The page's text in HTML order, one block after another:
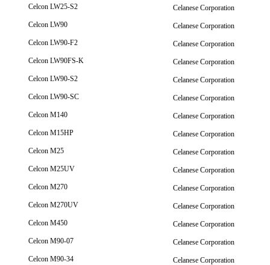
Celcon LW25-S2
Celanese Corporation
Celcon LW90
Celanese Corporation
Celcon LW90-F2
Celanese Corporation
Celcon LW90FS-K
Celanese Corporation
Celcon LW90-S2
Celanese Corporation
Celcon LW90-SC
Celanese Corporation
Celcon M140
Celanese Corporation
Celcon M15HP
Celanese Corporation
Celcon M25
Celanese Corporation
Celcon M25UV
Celanese Corporation
Celcon M270
Celanese Corporation
Celcon M270UV
Celanese Corporation
Celcon M450
Celanese Corporation
Celcon M90-07
Celanese Corporation
Celcon M90-34
Celanese Corporation